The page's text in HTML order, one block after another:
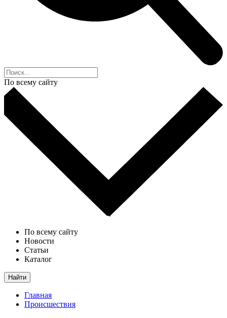
По всему сайту
По всему сайту
Новости
Статьи
Каталог
Найти
Главная
Происшествия